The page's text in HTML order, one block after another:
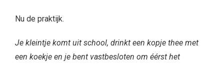
Nu de praktijk.
Je kleintje komt uit school, drinkt een kopje thee met
een koekje en je bent vastbesloten om éérst het